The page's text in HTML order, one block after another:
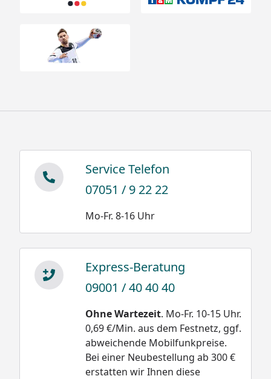
Service Telefon
07051 / 9 22 22
Mo-Fr. 8-16 Uhr
Express-Beratung
09001 / 40 40 40
Ohne Wartezeit. Mo-Fr. 10-15 Uhr.
0,69 €/Min. aus dem Festnetz, ggf.
abweichende Mobilfunkpreise.
Bei einer Neubestellung ab 300 €
erstatten wir Ihnen diese